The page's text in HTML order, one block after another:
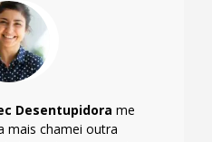
Desentupidora me
mais chamei outra